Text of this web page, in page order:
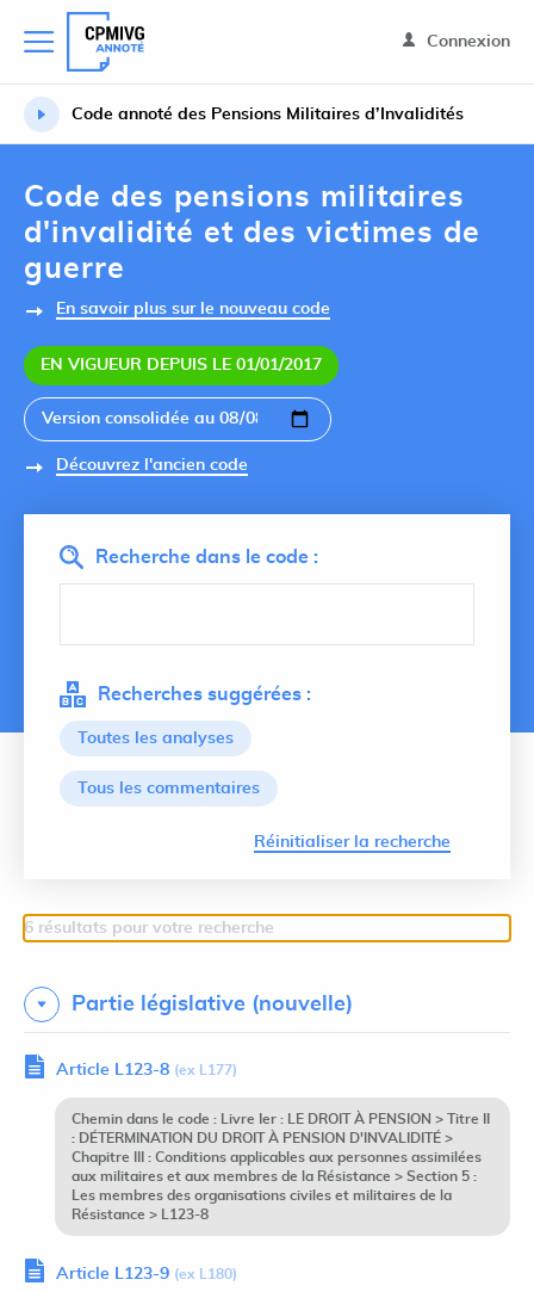
Connexion
Code annoté des Pensions Militaires d’Invalidités
Code des pensions militaires
d'invalidité et des victimes de
guerre
En savoir plus sur le nouveau code
EN VIGUEUR DEPUIS LE 01/01/2017
Découvrez l'ancien code
Recherche dans le code :
Recherches suggérées :
Toutes les analyses
Tous les commentaires
Réinitialiser la recherche
6 résultats pour votre recherche
Partie législative (nouvelle)
Article L123-8 (ex L177)
Chemin dans le code : Livre Ier : LE DROIT À PENSION > Titre II
: DÉTERMINATION DU DROIT À PENSION D'INVALIDITÉ >
Chapitre III : Conditions applicables aux personnes assimilées
aux militaires et aux membres de la Résistance > Section 5 :
Les membres des organisations civiles et militaires de la
Résistance > L123-8
Article L123-9 (ex L180)